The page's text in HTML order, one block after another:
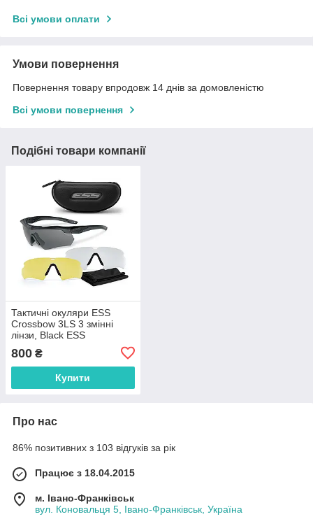
Всі умови оплати
Умови повернення
Повернення товару впродовж 14 днів за домовленістю
Всі умови повернення
Подібні товари компанії
Тактичні окуляри ESS
Crossbow 3LS 3 змінні
лінзи, Black ESS
800 ₴
Купити
Про нас
86% позитивних з 103 відгуків за рік
Працює з 18.04.2015
м. Івано-Франківськ
вул. Коновальця 5, Івано-Франківськ, Україна